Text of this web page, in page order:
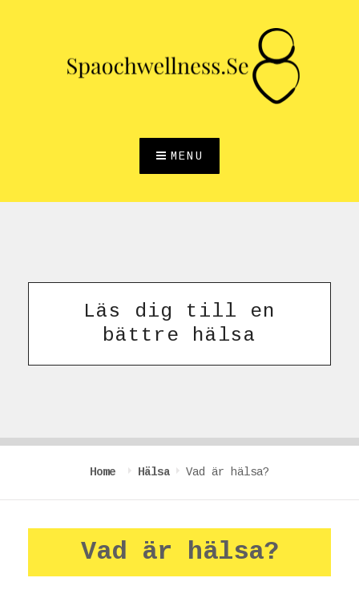
MENU
Läs dig till en
bättre hälsa
Home Hälsa Vad är hälsa?
Vad är hälsa?